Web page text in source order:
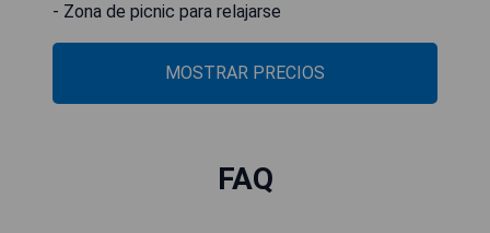
- Zona de picnic para relajarse
MOSTRAR PRECIOS
FAQ